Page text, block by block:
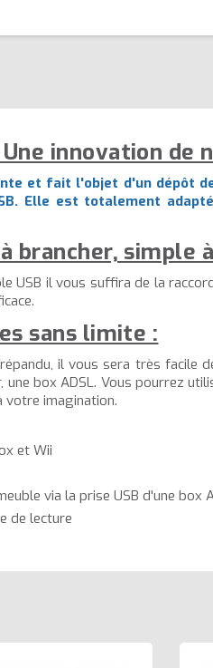
Une innovation de
et fait l'objet d'un dépôt
Elle est totalement
brancher, simple
USB il vous suffira de la
sans limite :
il vous sera très facile
box ADSL. Vous pourrez
votre imagination.
et Wii
via la prise USB d'une box
de lecture